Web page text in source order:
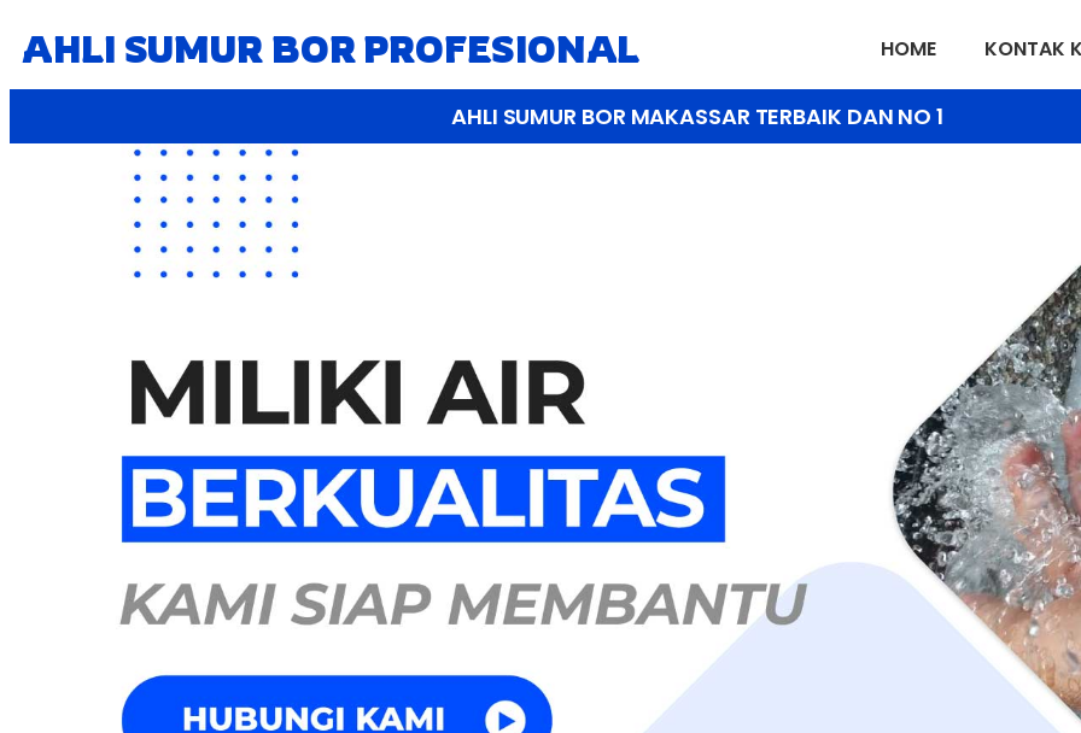
AHLI SUMUR BOR PROFESIONAL HOME KONTAK
AHLI SUMUR BOR MAKASSAR TERBAIK DAN NO 1